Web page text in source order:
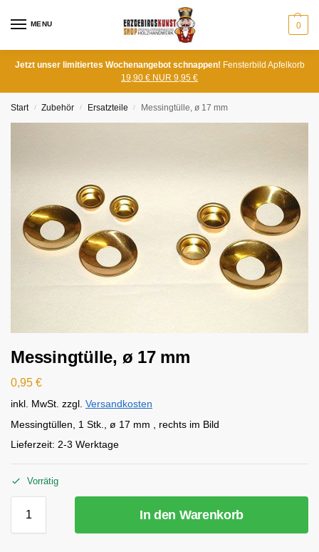
MENU 0
Jetzt unser limitiertes Wochenangebot schnappen! Fensterbild Apfelkorb
19,90 € NUR 9,95 €
Start / Zubehör / Ersatzteile / Messingtülle, ø 17 mm
Messingtülle, ø 17 mm
0,95 €
inkl. MwSt. zzgl. Versandkosten
Messingtüllen, 1 Stk., ø 17 mm , rechts im Bild
Lieferzeit: 2-3 Werktage
Vorrätig
In den Warenkorb